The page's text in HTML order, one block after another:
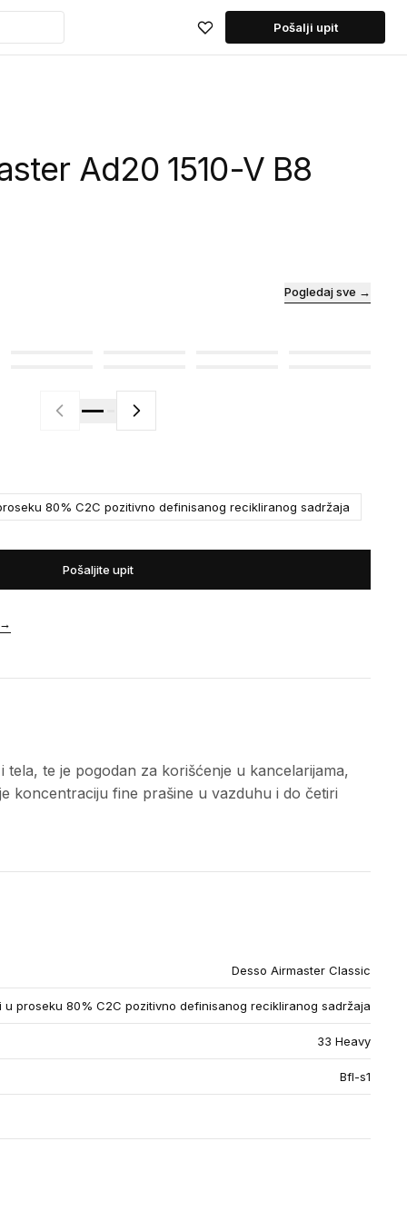
Pošalji upit
Ad20 1510-V B8
Pogledaj sve →
80% C2C pozitivno definisanog recikliranog sadržaja
Pošaljite upit
te je pogodan za korišćenje u kancelarijama,
koncentraciju fine prašine u vazduhu i do četiri
Desso Airmaster Classic
u proseku 80% C2C pozitivno definisanog recikliranog sadržaja
33 Heavy
Bfl-s1